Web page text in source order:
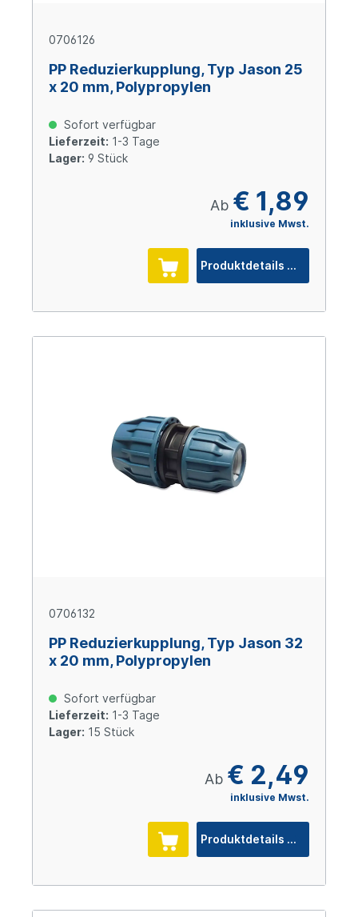
0706126
PP Reduzierkupplung, Typ Jason 25
x 20 mm, Polypropylen
Sofort verfügbar
Lieferzeit: 1-3 Tage
Lager: 9 Stück
Ab € 1,89
inklusive Mwst.
Produktdetails
0706132
PP Reduzierkupplung, Typ Jason 32
x 20 mm, Polypropylen
Sofort verfügbar
Lieferzeit: 1-3 Tage
Lager: 15 Stück
Ab € 2,49
inklusive Mwst.
Produktdetails